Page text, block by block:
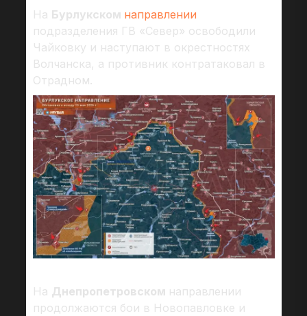
На Бурлукском направлении
подразделения ГВ «Север» освободили
Чайковку и наступают в окрестностях
Волчанска, а противник контратаковал в
Отрадном.
На Днепропетровском направлении
продолжаются бои в Новопавловке и